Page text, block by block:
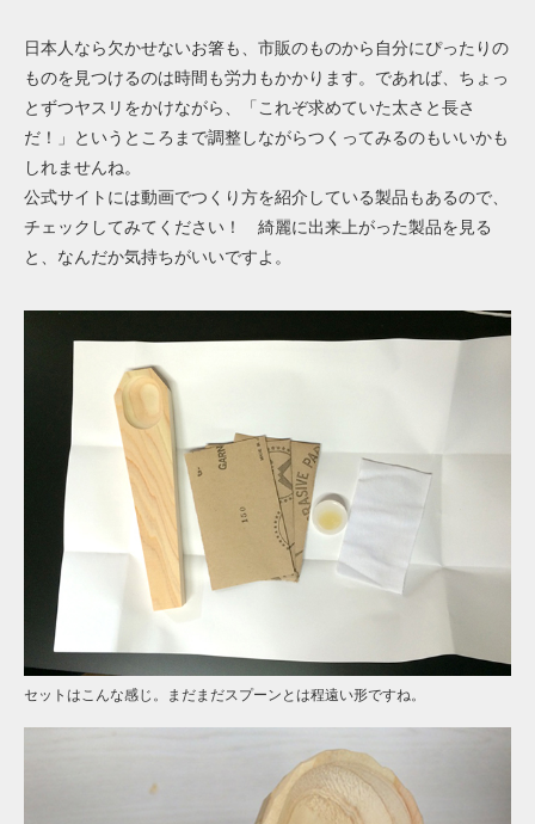
日本人なら欠かせないお箸も、市販のものから自分にぴったりの
ものを見つけるのは時間も労力もかかります。であれば、ちょっ
とずつヤスリをかけながら、「これぞ求めていた太さと長さ
だ！」というところまで調整しながらつくってみるのもいいかも
しれませんね。
公式サイトには動画でつくり方を紹介している製品もあるので、
チェックしてみてください！ 綺麗に出来上がった製品を見る
と、なんだか気持ちがいいですよ。
セットはこんな感じ。まだまだスプーンとは程遠い形ですね。